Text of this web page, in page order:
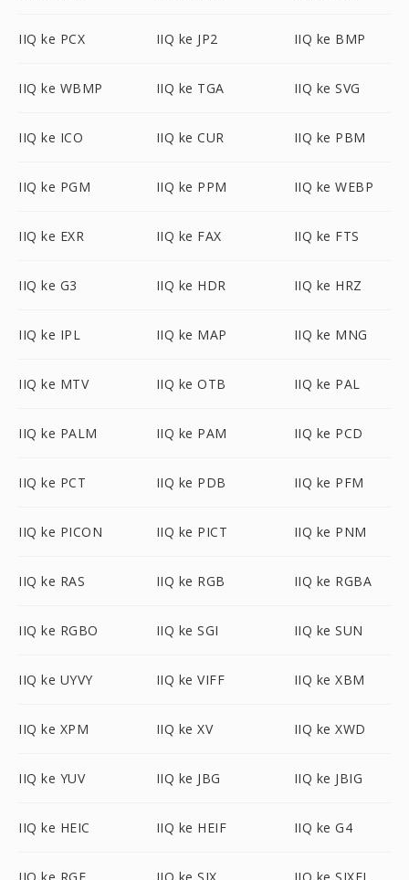
IIQ ke PCX IIQ ke JP2 IIQ ke BMP
IIQ ke WBMP IIQ ke TGA IIQ ke SVG
IIQ ke ICO IIQ ke CUR IIQ ke PBM
IIQ ke PGM IIQ ke PPM IIQ ke WEBP
IIQ ke EXR IIQ ke FAX IIQ ke FTS
IIQ ke G3 IIQ ke HDR IIQ ke HRZ
IIQ ke IPL IIQ ke MAP IIQ ke MNG
IIQ ke MTV IIQ ke OTB IIQ ke PAL
IIQ ke PALM IIQ ke PAM IIQ ke PCD
IIQ ke PCT IIQ ke PDB IIQ ke PFM
IIQ ke PICON IIQ ke PICT IIQ ke PNM
IIQ ke RAS IIQ ke RGB IIQ ke RGBA
IIQ ke RGBO IIQ ke SGI IIQ ke SUN
IIQ ke UYVY IIQ ke VIFF IIQ ke XBM
IIQ ke XPM IIQ ke XV IIQ ke XWD
IIQ ke YUV IIQ ke JBG IIQ ke JBIG
IIQ ke HEIC IIQ ke HEIF IIQ ke G4